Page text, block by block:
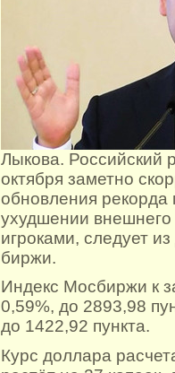
Лыкова. Российский
октября заметно
обновления рекорда
ухудшении
игроками, следует
биржи.
Индекс Мосбиржи к
0,59%, до 2893,98
до 1422,92 пункта​​​.
Курс доллара